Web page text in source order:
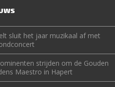
sluit het jaar muzikaal af met
strijden om de Gouden
Maestro in Hapert